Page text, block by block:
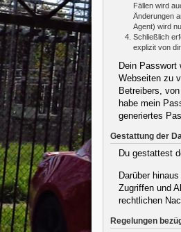
Fällen wird
Änderungen
Agent) wird
Schließlich
explizit von
Dein Passwort
Webseiten zu
Betreibers,
habe mein
generiertes
Gestattung der
Du gestattest
Darüber
Zugriffen und
rechtlichen
Regelungen